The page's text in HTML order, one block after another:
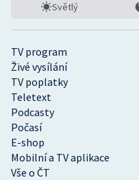
TV program
Živé vysílání
TV poplatky
Teletext
Podcasty
Počasí
E-shop
Mobilní a TV aplikace
Vše o ČT
Světlý